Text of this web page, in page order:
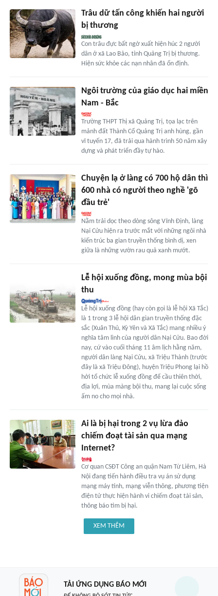
Trâu dữ tấn công khiến hai người
bị thương
Con trâu đực bất ngờ xuất hiện húc 2 người
dân ở xã Lao Bảo, tỉnh Quảng Trị bị thương.
Hiện sức khỏe các nạn nhân đã ổn định.
Ngôi trường của giáo dục hai miền
Nam - Bắc
Trường THPT Thị xã Quảng Trị, tọa lạc trên
mảnh đất Thành Cổ Quảng Trị anh hùng, gần
vĩ tuyến 17, đã trải qua hành trình 50 năm xây
dựng và phát triển đầy tự hào.
Chuyện lạ ở làng có 700 hộ dân thì
600 nhà có người theo nghề 'gõ
đầu trẻ'
Nằm trải dọc theo dòng sông Vĩnh Định, làng
Nại Cửu hiện ra trước mắt với những ngôi nhà
kiến trúc ba gian truyền thống bình dị, xen
giữa là những vườn rau quả xanh mướt.
Lễ hội xuống đồng, mong mùa bội
thu
Lễ hội xuống đồng (hay còn gọi là lễ hội Xã Tắc)
là 1 trong 3 lễ hội dân gian truyền thống đặc
sắc (Xuân Thủ, Kỳ Yên và Xã Tắc) mang nhiều ý
nghĩa tâm linh của người dân Nại Cửu. Bao đời
nay, cứ vào cuối tháng 11 âm lịch hằng năm,
người dân làng Nại Cửu, xã Triệu Thành (trước
đây là xã Triệu Đông), huyện Triệu Phong lại hồ
hởi tổ chức lễ xuống đồng để cầu thiên thời,
địa lợi, mùa màng bội thu, mang lại cuộc sống
ấm no cho mọi nhà.
Ai là bị hại trong 2 vụ lừa đảo
chiếm đoạt tài sản qua mạng
Internet?
Cơ quan CSĐT Công an quận Nam Từ Liêm, Hà
Nội đang tiến hành điều tra vụ án sử dụng
mạng máy tính, mạng viễn thông, phương tiện
điện tử thực hiện hành vi chiếm đoạt tài sản,
thông báo tìm bị hại.
XEM THÊM
TẢI ỨNG DỤNG BÁO MỚI